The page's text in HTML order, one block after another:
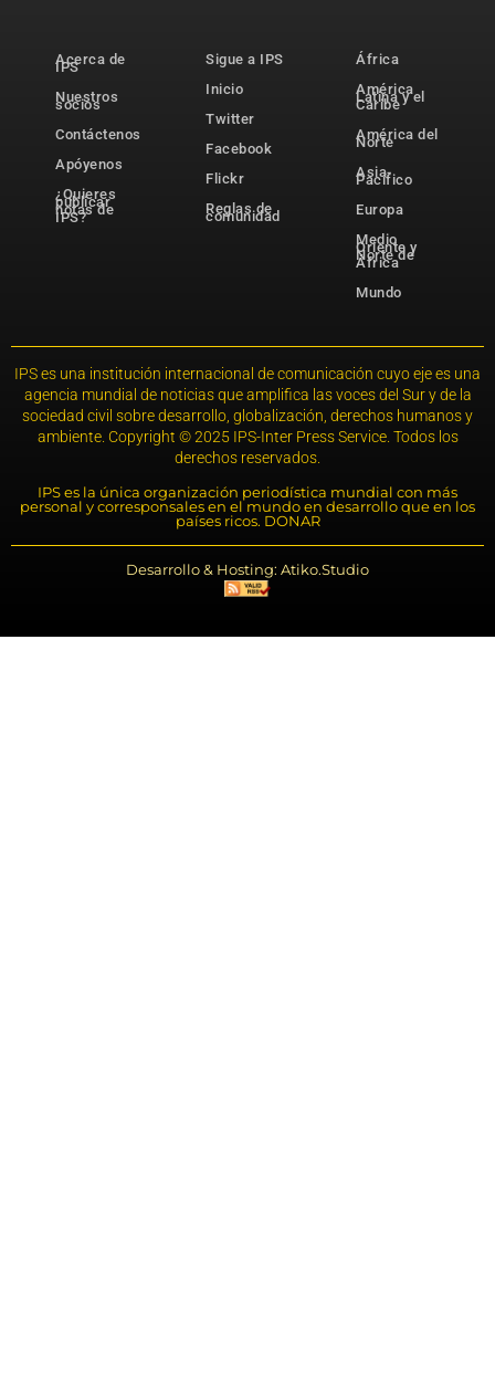
Acerca de
IPS
Nuestros
socios
Contáctenos
Apóyenos
¿Quieres
publicar
notas de
IPS?
Sigue a IPS
Inicio
Twitter
Facebook
Flickr
Reglas de
comunidad
África
América
Latina y el
Caribe
América del
Norte
Asia-
Pacífico
Europa
Medio
Oriente y
Norte de
África
Mundo
IPS es una institución internacional de comunicación cuyo eje es una
agencia mundial de noticias que amplifica las voces del Sur y de la
sociedad civil sobre desarrollo, globalización, derechos humanos y
ambiente. Copyright © 2025 IPS-Inter Press Service. Todos los
derechos reservados.
IPS es la única organización periodística mundial con más
personal y corresponsales en el mundo en desarrollo que en los
países ricos. DONAR
Desarrollo & Hosting: Atiko.Studio